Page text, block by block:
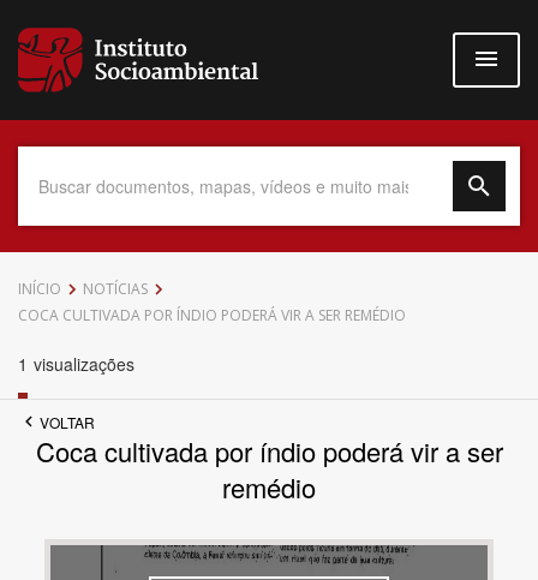
para
conteúdo
Data do Documento
Até
INÍCIO
NOTÍCIAS
COCA CULTIVADA POR ÍNDIO PODERÁ VIR A SER REMÉDIO
1 visualizações
VOLTAR
Coca cultivada por índio poderá vir a ser
remédio